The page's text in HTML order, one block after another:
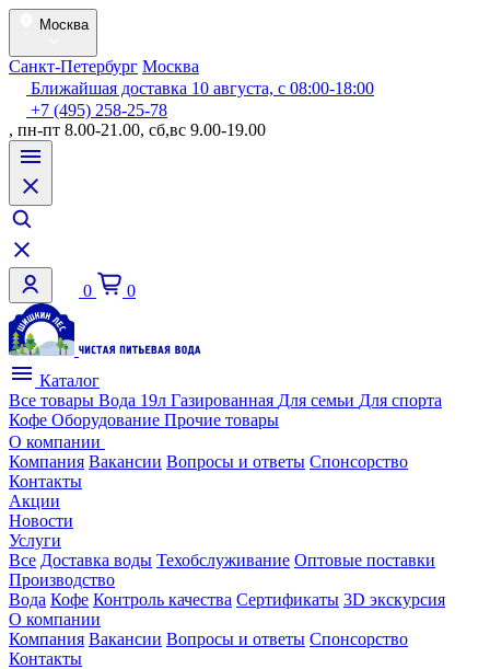
Москва
Санкт-Петербург Москва
Ближайшая доставка 10 августа, с 08:00-18:00
+7 (495) 258-25-78
, пн-пт 8.00-21.00, сб,вс 9.00-19.00
0 0
Каталог
Все товары Вода 19л Газированная Для семьи Для спорта
Кофе Оборудование Прочие товары
О компании
Компания Вакансии Вопросы и ответы Спонсорство
Контакты
Акции
Новости
Услуги
Все Доставка воды Техобслуживание Оптовые поставки
Производство
Вода Кофе Контроль качества Сертификаты 3D экскурсия
О компании
Компания Вакансии Вопросы и ответы Спонсорство
Контакты